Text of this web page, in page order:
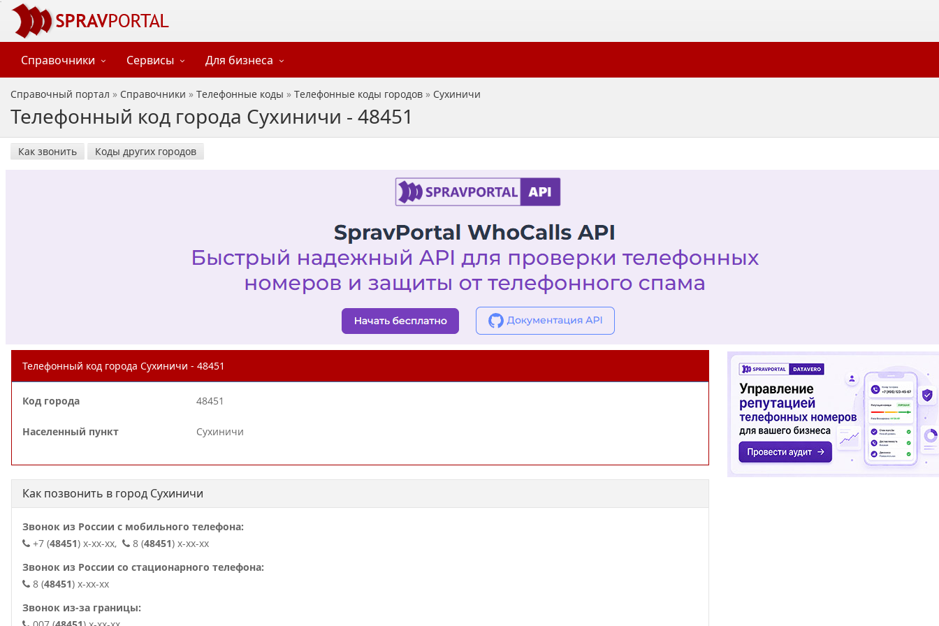
Справочники Сервисы Для бизнеса
Справочный портал » Справочники » Телефонные коды » Телефонные коды городов » Сухиничи
Телефонный код города Сухиничи - 48451
Как звонить Коды других городов
Телефонный код города Сухиничи - 48451
Код города 48451
Населенный пункт Сухиничи
Как позвонить в город Сухиничи
Звонок из России с мобильного телефона:
+7 (48451) x-xx-xx, 8 (48451) x-xx-xx
Звонок из России со стационарного телефона:
8 (48451) x-xx-xx
Звонок из-за границы: